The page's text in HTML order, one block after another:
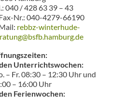
040 / 428 63 39 – 43
Nr.: 040-4279-66190
rebbz-winterhude-
Unterrichtswochen:
– Fr. 08:30 – 12:30 Uhr und
– 16:00 Uhr
Ferienwochen: